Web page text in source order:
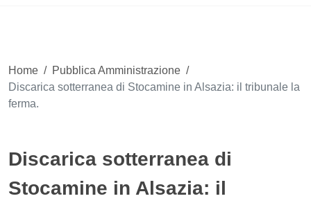
Home / Pubblica Amministrazione /
Discarica sotterranea di Stocamine in Alsazia: il tribunale la
ferma.
Discarica sotterranea di
Stocamine in Alsazia: il